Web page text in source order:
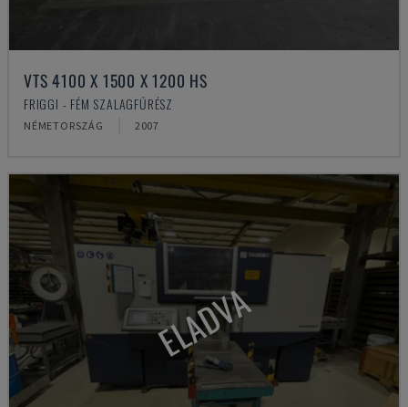
VTS 4100 X 1500 X 1200 HS
FRIGGI - FÉM SZALAGFŰRÉSZ
NÉMETORSZÁG 2007
ELADVA